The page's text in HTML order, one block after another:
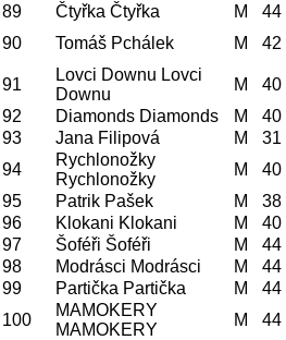
89
Čtyřka Čtyřka M 44
90
Tomáš Pchálek M 42
91
Lovci Downu Lovci
Downu
M 40
92
Diamonds Diamonds M 40
93
Jana Filipová M 31
94
Rychlonožky
Rychlonožky
M 40
95
Patrik Pašek M 38
96
Klokani Klokani M 40
97
Šoféři Šoféři M 44
98
Modrásci Modrásci M 44
99
Partička Partička M 44
100
MAMOKERY
MAMOKERY
M 44